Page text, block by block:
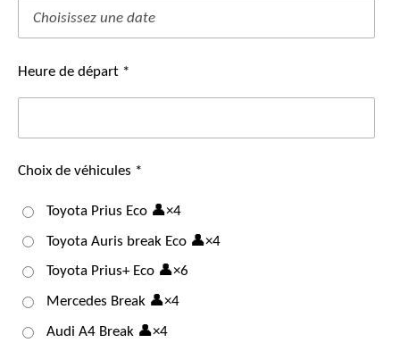
Heure de départ *
Choix de véhicules *
Toyota Prius Eco 👤×4
Toyota Auris break Eco 👤×4
Toyota Prius+ Eco 👤×6
Mercedes Break 👤×4
Audi A4 Break 👤×4